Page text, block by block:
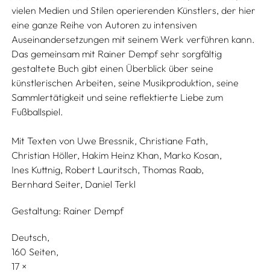
vielen Medien und Stilen operierenden Künstlers, der hier
eine ganze Reihe von Autoren zu intensiven
Auseinandersetzungen mit seinem Werk verführen kann.
Das gemeinsam mit Rainer Dempf sehr sorgfältig
gestaltete Buch gibt einen Überblick über seine
künstlerischen Arbeiten, seine Musikproduktion, seine
Sammlertätigkeit und seine reflektierte Liebe zum
Fußballspiel.
Mit Texten von Uwe Bressnik, Christiane Fath,
Christian Höller, Hakim Heinz Khan, Marko Kosan,
Ines Kuttnig, Robert Lauritsch, Thomas Raab,
Bernhard Seiter, Daniel Terkl
Gestaltung: Rainer Dempf
Deutsch
160 Seiten,
17